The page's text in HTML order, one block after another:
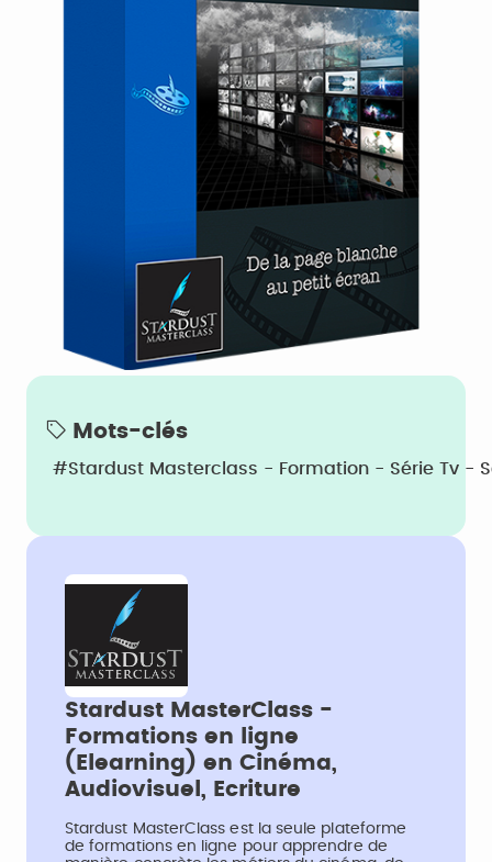
Mots-clés
#Stardust Masterclass - Formation - Série Tv -
Stardust MasterClass -
Formations en ligne
(Elearning) en Cinéma,
Audiovisuel, Ecriture
Stardust MasterClass est la seule plateforme
de formations en ligne pour apprendre de